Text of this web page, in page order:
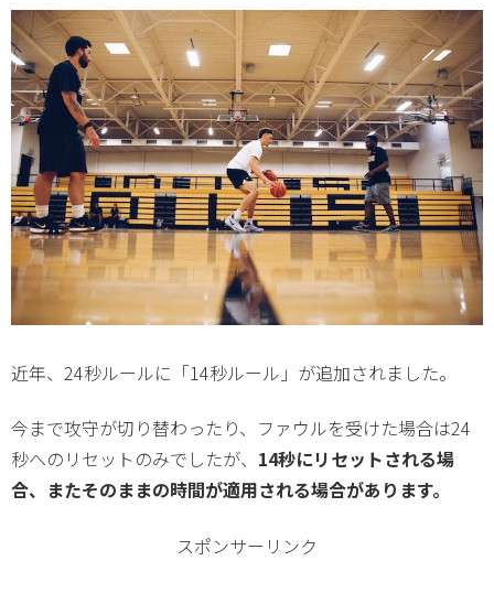
近年、24秒ルールに「14秒ルール」が追加されました。
今まで攻守が切り替わったり、ファウルを受けた場合は24
秒へのリセットのみでしたが、 14秒にリセットされる場
合、またそのままの時間が適用される場合があります。
スポンサーリンク